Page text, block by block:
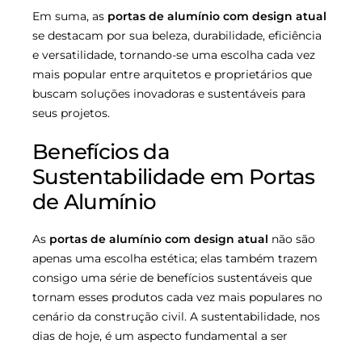
Em suma, as portas de alumínio com design atual
se destacam por sua beleza, durabilidade, eficiência
e versatilidade, tornando-se uma escolha cada vez
mais popular entre arquitetos e proprietários que
buscam soluções inovadoras e sustentáveis para
seus projetos.
Benefícios da
Sustentabilidade em Portas
de Alumínio
As portas de alumínio com design atual não são
apenas uma escolha estética; elas também trazem
consigo uma série de benefícios sustentáveis que
tornam esses produtos cada vez mais populares no
cenário da construção civil. A sustentabilidade, nos
dias de hoje, é um aspecto fundamental a ser